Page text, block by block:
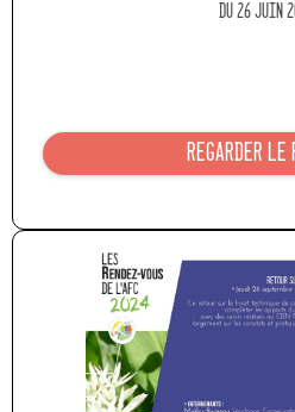
du 26 JUIN
REGARDER LE